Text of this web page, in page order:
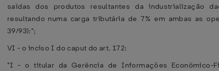
saídas dos produtos resultantes da industrialização
resultando numa carga tributária de 7% em ambas as
39/93):";
VI - o inciso I do caput do art. 172:
"I - o titular da Gerência de Informações Econômico-